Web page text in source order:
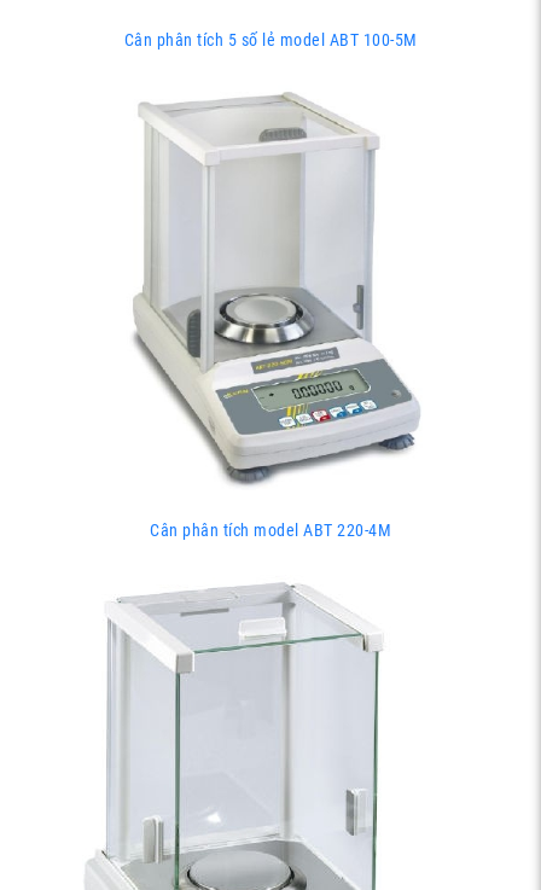
Cân phân tích 5 số lẻ model ABT 100-5M
Cân phân tích model ABT 220-4M